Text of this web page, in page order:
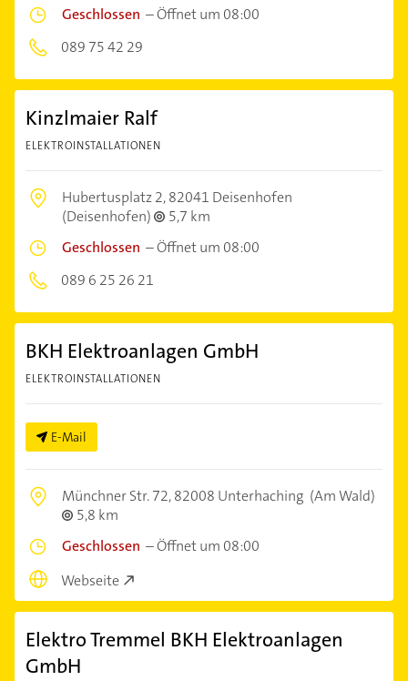
Geschlossen –Öffnet um 08:00
089 75 42 29
Kinzlmaier Ralf
ELEKTROINSTALLATIONEN
Hubertusplatz 2,82041 Deisenhofen
(Deisenhofen)
5,7 km
Geschlossen –Öffnet um 08:00
089 6 25 26 21
BKH Elektroanlagen GmbH
ELEKTROINSTALLATIONEN
E-Mail
Münchner Str. 72,82008 Unterhaching (Am Wald)
5,8 km
Geschlossen –Öffnet um 08:00
Webseite
Elektro Tremmel BKH Elektroanlagen
GmbH